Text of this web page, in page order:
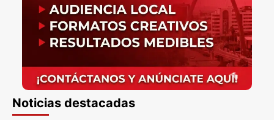
Noticias destacadas